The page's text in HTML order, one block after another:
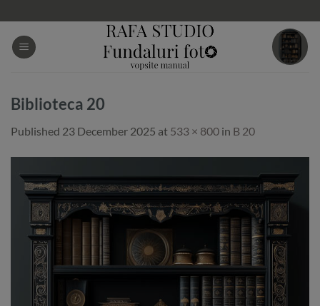
to
content
Biblioteca 20
Published 23 December 2025 at 533 × 800 in B 20